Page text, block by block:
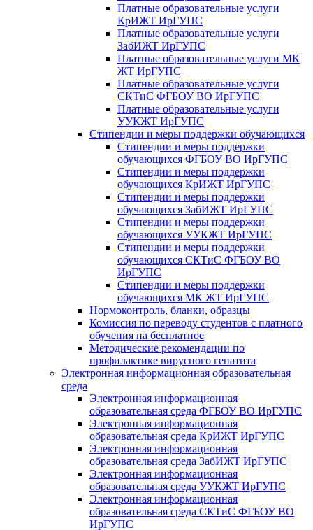
Платные образовательные услуги
КрИЖТ ИрГУПС
Платные образовательные услуги
ЗабИЖТ ИрГУПС
Платные образовательные услуги МК
ЖТ ИрГУПС
Платные образовательные услуги
СКТиС ФГБОУ ВО ИрГУПС
Платные образовательные услуги
УУКЖТ ИрГУПС
Стипендии и меры поддержки обучающихся
Стипендии и меры поддержки
обучающихся ФГБОУ ВО ИрГУПС
Стипендии и меры поддержки
обучающихся КрИЖТ ИрГУПС
Стипендии и меры поддержки
обучающихся ЗабИЖТ ИрГУПС
Стипендии и меры поддержки
обучающихся УУКЖТ ИрГУПС
Стипендии и меры поддержки
обучающихся СКТиС ФГБОУ ВО
ИрГУПС
Стипендии и меры поддержки
обучающихся МК ЖТ ИрГУПС
Нормоконтроль, бланки, образцы
Комиссия по переводу студентов с платного
обучения на бесплатное
Методические рекомендации по
профилактике вирусного гепатита
Электронная информационная образовательная
среда
Электронная информационная
образовательная среда ФГБОУ ВО ИрГУПС
Электронная информационная
образовательная среда КрИЖТ ИрГУПС
Электронная информационная
образовательная среда ЗабИЖТ ИрГУПС
Электронная информационная
образовательная среда УУКЖТ ИрГУПС
Электронная информационная
образовательная среда СКТиС ФГБОУ ВО
ИрГУПС